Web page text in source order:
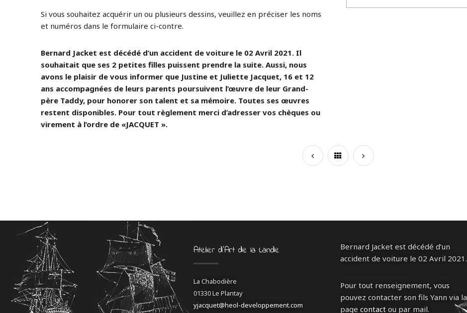
Si vous souhaitez acquérir un ou plusieurs dessins, veuillez en préciser les noms
et numéros dans le formulaire ci-contre.
Bernard Jacket est décédé d’un accident de voiture le 02 Avril 2021. Il
souhaitait que ses 2 petites filles puissent prendre la suite. Aussi, nous
avons le plaisir de vous informer que Justine et Juliette Jacquet, 16 et 12
ans accompagnées de leurs parents poursuivent l’œuvre de leur Grand-
père Taddy, pour honorer son talent et sa mémoire. Toutes ses œuvres
restent disponibles. Pour tout règlement merci d’adresser vos chèques ou
virement à l’ordre de «JACQUET ».
Atelier d’Art de la Lande
La Chabodière
01330 Le Plantay
yjacquet@heol-developpement.com
Bernard Jacket est décédé d’un
accident de voiture le 02 Avril 2021.
Pour tout renseignement, vous
pouvez contacter son fils Yann via la
page contactou par mail.